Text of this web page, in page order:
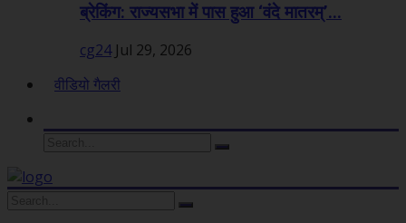
ब्रेकिंग: राज्यसभा में पास हुआ ‘वंदे मातरम्’...
cg24 Jul 29, 2026
वीडियो गैलरी